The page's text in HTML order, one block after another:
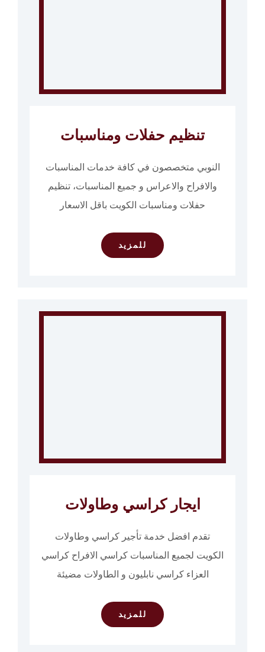
تنظيم حفلات ومناسبات
النوبي متخصصون في كافة خدمات المناسبات
والافراح والاعراس و جميع المناسبات، تنظيم
حفلات ومناسبات الكويت باقل الاسعار
للمزيد
ايجار كراسي وطاولات
تقدم افضل خدمة تأجير كراسي وطاولات
الكويت لجميع المناسبات كراسي الافراح كراسي
العزاء كراسي نابليون و الطاولات مضيئة
للمزيد